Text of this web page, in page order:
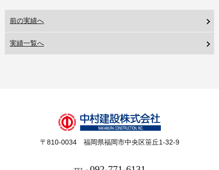
前の実績へ
実績一覧へ
〒810-0034 福岡県福岡市中央区笹丘1-32-9